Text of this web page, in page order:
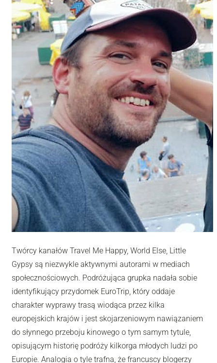
Twórcy kanałów Travel Me Happy, World Else, Little
Gypsy są niezwykle aktywnymi autorami w mediach
społecznościowych. Podróżująca grupka nadała sobie
identyfikujący przydomek EuroTrip, który oddaje
charakter wyprawy trasą wiodąca przez kilka
europejskich krajów i jest skojarzeniowym nawiązaniem
do słynnego przeboju kinowego o tym samym tytule,
opisującym historię podróży kilkorga młodych ludzi po
Europie. Analogia o tyle trafna, że francuscy blogerzy